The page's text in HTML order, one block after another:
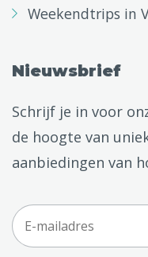
Weekendtrips in
Nieuwsbrief
Schrijf je in voor
de hoogte van
aanbiedingen van